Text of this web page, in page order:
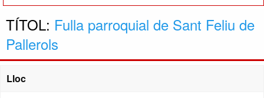
TÍTOL: Fulla parroquial de Sant Feliu de
Pallerols
Lloc